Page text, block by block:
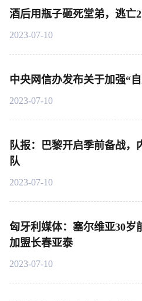
酒后用瓶子砸死堂弟，逃亡
2023-07-10
中央网信办发布关于加强“
2023-07-10
队报：巴黎开启季前备战，
队
2023-07-10
匈牙利媒体：塞尔维亚30岁
加盟长春亚泰
2023-07-10